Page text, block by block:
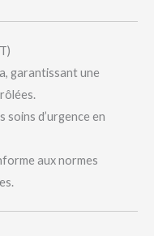
garantissant une
soins d’urgence en
aux normes